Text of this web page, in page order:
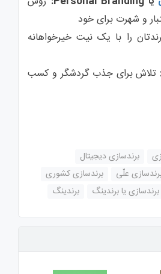
و شهرت برای خود
را با یک نیت خیرخواهانه
تلاش برای جذب گردشگر و کسب
برندسازی دیجیتال
علّی
برندسازی کشوری
برندسازی یا برندینگ برندینگ